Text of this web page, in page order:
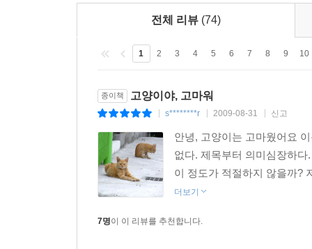
전체 리뷰 (74)
1 2 3 4 5 6 7 8 9 10
종이책 고양이야, 고마워
s********r 2009-08-31 신고
안녕, 고양이는 고마웠어요
없다. 제목부터 의미심장하
이 정도가 적절하지 않을까?
더보기
7명이 이 리뷰를 추천합니다.